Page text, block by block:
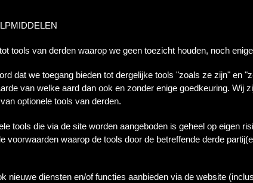
tools van derden waarop we geen toezicht houden, noch
dat we toegang bieden tot dergelijke tools "zoals ze zijn" en
van welke aard dan ook en zonder enige goedkeuring. Wij
optionele tools van derden.
tools die via de site worden aangeboden is geheel op eigen
voorwaarden waarop de tools door de betreffende derde
nieuwe diensten en/of functies aanbieden via de website